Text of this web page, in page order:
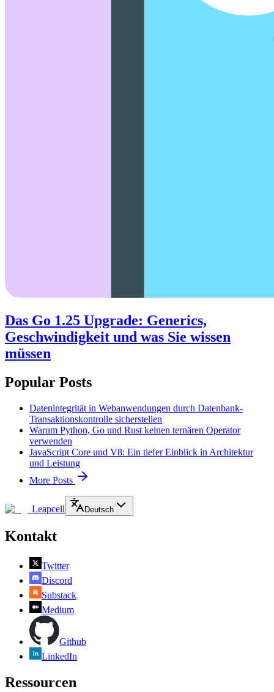
Das Go 1.25 Upgrade: Generics,
Geschwindigkeit und was Sie wissen
müssen
Popular Posts
Datenintegrität in Webanwendungen durch Datenbank-
Transaktionskontrolle sicherstellen
Warum Python, Go und Rust keinen ternären Operator
verwenden
JavaScript Core und V8: Ein tiefer Einblick in Architektur
und Leistung
More Posts
Leapcell Deutsch
Kontakt
Twitter
Discord
Substack
Medium
Github
LinkedIn
Ressourcen